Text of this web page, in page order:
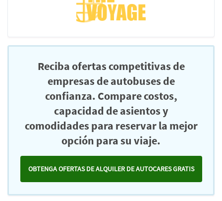
Reciba ofertas competitivas de
empresas de autobuses de
confianza. Compare costos,
capacidad de asientos y
comodidades para reservar la mejor
opción para su viaje.
OBTENGA OFERTAS DE ALQUILER DE AUTOCARES GRATIS